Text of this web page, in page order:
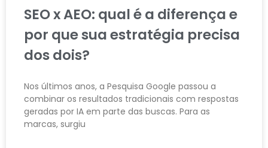
SEO x AEO: qual é a diferença e
por que sua estratégia precisa
dos dois?
Nos últimos anos, a Pesquisa Google passou a
combinar os resultados tradicionais com respostas
geradas por IA em parte das buscas. Para as
marcas, surgiu